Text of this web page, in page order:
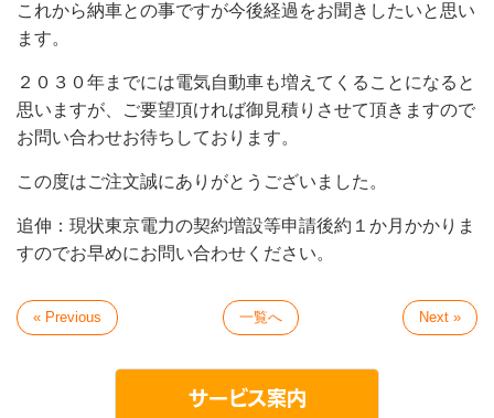
これから納車との事ですが今後経過をお聞きしたいと思い
ます。
２０３０年までには電気自動車も増えてくることになると
思いますが、ご要望頂ければ御見積りさせて頂きますので
お問い合わせお待ちしております。
この度はご注文誠にありがとうございました。
追伸：現状東京電力の契約増設等申請後約１か月かかりま
すのでお早めにお問い合わせください。
« Previous 一覧へ Next »
サービス案内